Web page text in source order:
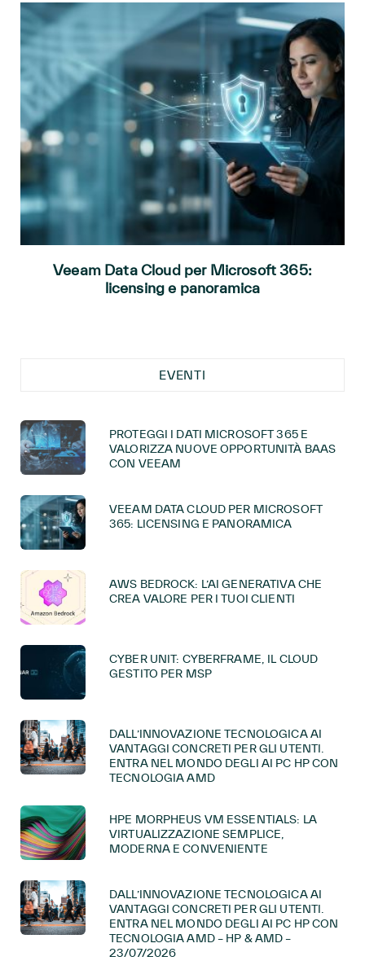
Veeam Data Cloud per Microsoft 365:
licensing e panoramica
EVENTI
PROTEGGI I DATI MICROSOFT 365 E
VALORIZZA NUOVE OPPORTUNITÀ BAAS
CON VEEAM
VEEAM DATA CLOUD PER MICROSOFT
365: LICENSING E PANORAMICA
AWS BEDROCK: L’AI GENERATIVA CHE
CREA VALORE PER I TUOI CLIENTI
CYBER UNIT: CYBERFRAME, IL CLOUD
GESTITO PER MSP
DALL’INNOVAZIONE TECNOLOGICA AI
VANTAGGI CONCRETI PER GLI UTENTI.
ENTRA NEL MONDO DEGLI AI PC HP CON
TECNOLOGIA AMD
HPE MORPHEUS VM ESSENTIALS: LA
VIRTUALIZZAZIONE SEMPLICE,
MODERNA E CONVENIENTE
DALL’INNOVAZIONE TECNOLOGICA AI
VANTAGGI CONCRETI PER GLI UTENTI.
ENTRA NEL MONDO DEGLI AI PC HP CON
TECNOLOGIA AMD – HP & AMD –
23/07/2026